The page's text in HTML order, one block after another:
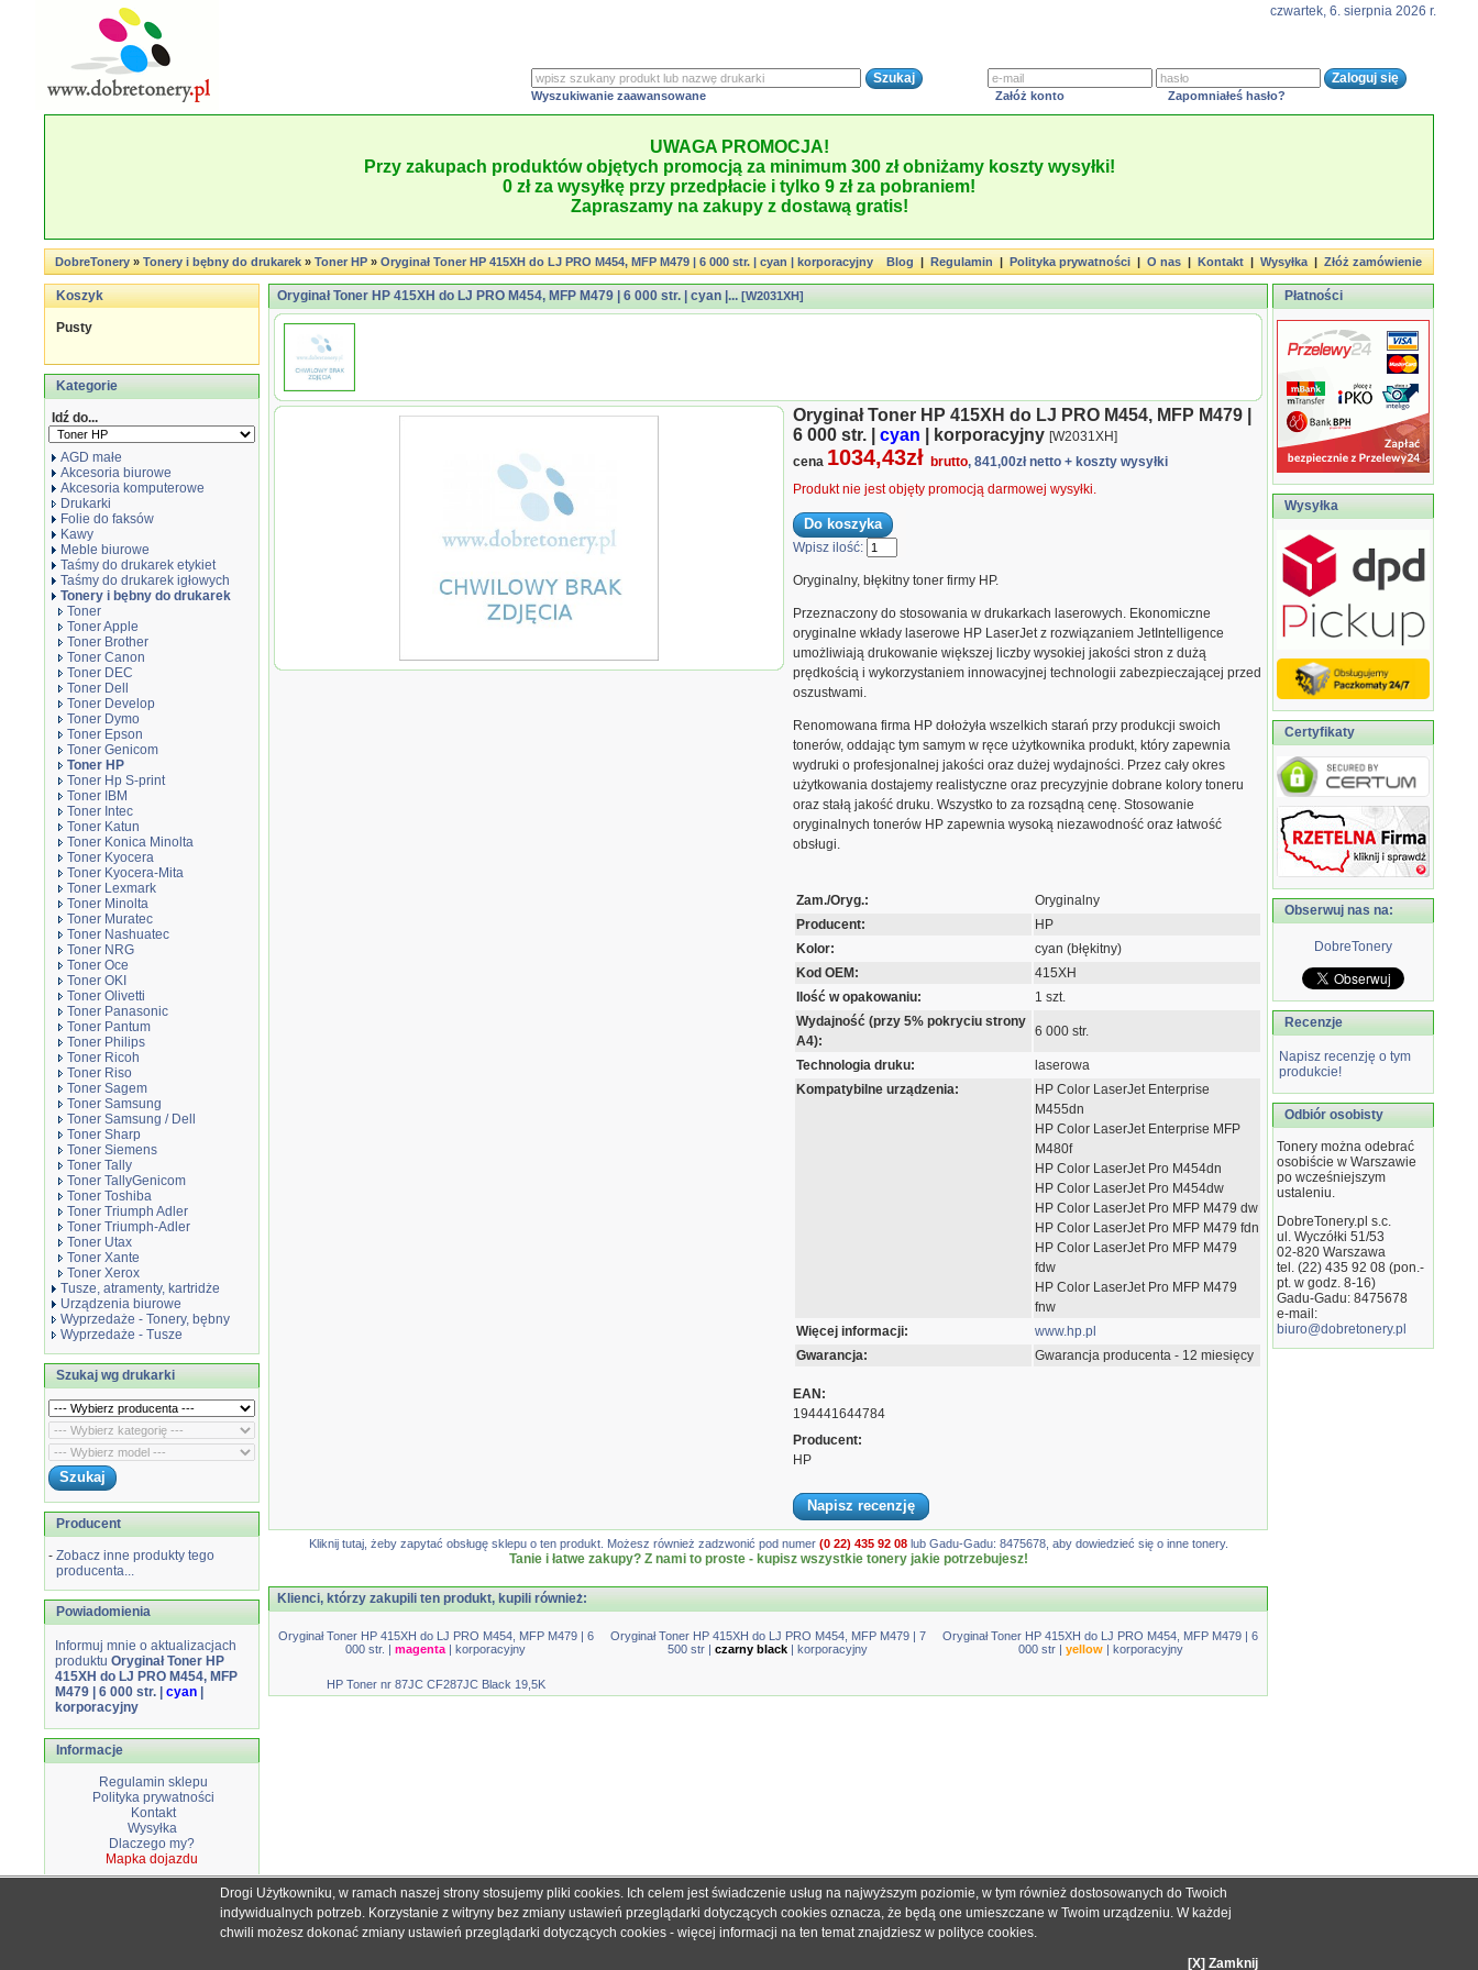
czwartek, 6. sierpnia 2026 r.
Wyszukiwanie zaawansowane Załóż konto Zapomniałeś hasło?
UWAGA PROMOCJA!
Przy zakupach produktów objętych promocją za minimum 300 zł obniżamy koszty wysyłki!
0 zł za wysyłkę przy przedpłacie i tylko 9 zł za pobraniem!
Zapraszamy na zakupy z dostawą gratis!
DobreTonery»Tonery i bębny do drukarek»Toner HP»Oryginał Toner HP 415XH do LJ PRO M454, MFP M479 | 6 000 str. | cyan | korporacyjny Blog|Regulamin|Polityka prywatności|O nas|Kontakt|Wysyłka|Złóż zamówienie
Koszyk
Pusty
Kategorie
Idź do...
AGD małe
Akcesoria biurowe
Akcesoria komputerowe
Drukarki
Folie do faksów
Kawy
Meble biurowe
Taśmy do drukarek etykiet
Taśmy do drukarek igłowych
Tonery i bębny do drukarek
Toner
Toner Apple
Toner Brother
Toner Canon
Toner DEC
Toner Dell
Toner Develop
Toner Dymo
Toner Epson
Toner Genicom
Toner HP
Toner Hp S-print
Toner IBM
Toner Intec
Toner Katun
Toner Konica Minolta
Toner Kyocera
Toner Kyocera-Mita
Toner Lexmark
Toner Minolta
Toner Muratec
Toner Nashuatec
Toner NRG
Toner Oce
Toner OKI
Toner Olivetti
Toner Panasonic
Toner Pantum
Toner Philips
Toner Ricoh
Toner Riso
Toner Sagem
Toner Samsung
Toner Samsung / Dell
Toner Sharp
Toner Siemens
Toner Tally
Toner TallyGenicom
Toner Toshiba
Toner Triumph Adler
Toner Triumph-Adler
Toner Utax
Toner Xante
Toner Xerox
Tusze, atramenty, kartridże
Urządzenia biurowe
Wyprzedaże - Tonery, bębny
Wyprzedaże - Tusze
Szukaj wg drukarki
Producent
- Zobacz inne produkty tego
producenta...
Powiadomienia
Informuj mnie o aktualizacjach
produktu Oryginał Toner HP
415XH do LJ PRO M454, MFP
M479 | 6 000 str. | cyan
korporacyjny
Informacje
Regulamin sklepu
Polityka prywatności
Kontakt
Wysyłka
Dlaczego my?
Mapka dojazdu
Oryginał Toner HP 415XH do LJ PRO M454, MFP M479 | 6 000 str. | cyan |... [W2031XH]
Oryginał Toner HP 415XH do LJ PRO
Oryginał Toner HP 415XH do LJ PRO M454, MFP M479 |
6 000 str. | cyan | korporacyjny [W2031XH]
cena 1034,43zł brutto, 841,00zł netto + koszty wysyłki
Produkt nie jest objęty promocją darmowej wysyłki.
Wpisz ilość:
Oryginalny, błękitny toner firmy HP.
Przeznaczony do stosowania w drukarkach laserowych. Ekonomiczne
oryginalne wkłady laserowe HP LaserJet z rozwiązaniem JetIntelligence
umożliwiają drukowanie większej liczby wysokiej jakości stron z dużą
prędkością i wykorzystaniem innowacyjnej technologii zabezpieczającej przed
oszustwami.
Renomowana firma HP dołożyła wszelkich starań przy produkcji swoich
tonerów, oddając tym samym w ręce użytkownika produkt, który zapewnia
wydruki o profesjonalnej jakości oraz dużej wydajności. Przez cały okres
użytkowania dostajemy realistyczne oraz precyzyjnie dobrane kolory toneru
oraz stałą jakość druku. Wszystko to za rozsądną cenę. Stosowanie
oryginalnych tonerów HP zapewnia wysoką niezawodność oraz łatwość
obsługi.
Zam./Oryg.:
Oryginalny
Producent:
HP
Kolor:
cyan (błękitny)
Kod OEM:
415XH
Ilość w opakowaniu:
1 szt.
Wydajność (przy 5% pokryciu strony
A4):
6 000 str.
Technologia druku:
laserowa
Kompatybilne urządzenia:
HP Color LaserJet Enterprise
M455dn
HP Color LaserJet Enterprise MFP
M480f
HP Color LaserJet Pro M454dn
HP Color LaserJet Pro M454dw
HP Color LaserJet Pro MFP M479 dw
HP Color LaserJet Pro MFP M479 fdn
HP Color LaserJet Pro MFP M479
fdw
HP Color LaserJet Pro MFP M479
fnw
Więcej informacji:
www.hp.pl
Gwarancja:
Gwarancja producenta - 12 miesięcy
EAN:
194441644784
Producent:
HP
Napisz recenzję
Kliknij tutaj, żeby zapytać obsługę sklepu o ten produkt. Możesz również zadzwonić pod numer (0 22) 435 92 08lub Gadu-Gadu: 8475678, aby dowiedzieć się o inne tonery.
Tanie i łatwe zakupy? Z nami to proste - kupisz wszystkie tonery jakie potrzebujesz!
Klienci, którzy zakupili ten produkt, kupili również:
Oryginał Toner HP 415XH do LJ PRO M454, MFP M479 | 6
000 str. | magenta | korporacyjny
Oryginał Toner HP 415XH do LJ PRO M454, MFP M479 | 7
500 str | czarny black | korporacyjny
Oryginał Toner HP 415XH do LJ PRO M454, MFP M479 | 6
000 str | yellow| korporacyjny
HP Toner nr 87JC CF287JC Black 19,5K
Płatności
Wysyłka
Certyfikaty
Obserwuj nas na:
DobreTonery
Recenzje
Napisz recenzję o tym
produkcie!
Odbiór osobisty
Tonery można odebrać
osobiście w Warszawie
po wcześniejszym
ustaleniu.
DobreTonery.pl s.c.
ul. Wyczółki 51/53
02-820 Warszawa
tel. (22) 435 92 08 (pon.-
pt. w godz. 8-16)
Gadu-Gadu: 8475678
e-mail:
biuro@dobretonery.pl
Wszystkie nazwy i znaki handlowe użyte na stronie sklepu dobretonery.pl są znakami zastrzeżonymi dla ich właścicieli i zostały użyte wyłącznie w celach informacyjnych dla określenia kompatybilności produktów.
Mimo dołożenia wszelkich starań nie gwarantujemy, że publikowane dane techniczne nie zawierają braków lub błędów, które jednak nie mogą być podstawą roszczeń.
W przypadku jakichkolwiek wątpliwości prosimy o kontakt z handlowcem przed podjęciem decyzji o zakupie.
Drogi Użytkowniku, w ramach naszej strony stosujemy pliki cookies. Ich celem jest świadczenie usług na najwyższym poziomie, w tym również dostosowanych do Twoich
indywidualnych potrzeb. Korzystanie z witryny bez zmiany ustawień przeglądarki dotyczących cookies oznacza, że będą one umieszczane w Twoim urządzeniu. W każdej
chwili możesz dokonać zmiany ustawień przeglądarki dotyczących cookies - więcej informacji na ten temat znajdziesz w polityce cookies.
[X] Zamknij